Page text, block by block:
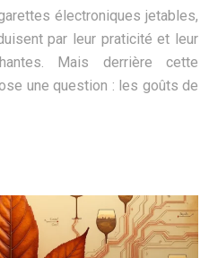
électroniques jetables,
par leur praticité et leur
Mais derrière cette
une question : les goûts de